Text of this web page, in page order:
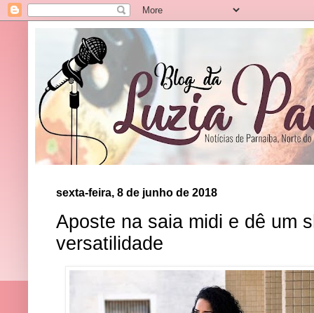
sexta-feira, 8 de junho de 2018
Aposte na saia midi e dê um
versatilidade